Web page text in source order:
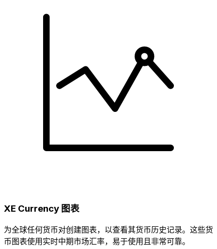
XE Currency 图表
为全球任何货币对创建图表，以查看其货币历史记录。这些货
币图表使用实时中期市场汇率，易于使用且非常可靠。